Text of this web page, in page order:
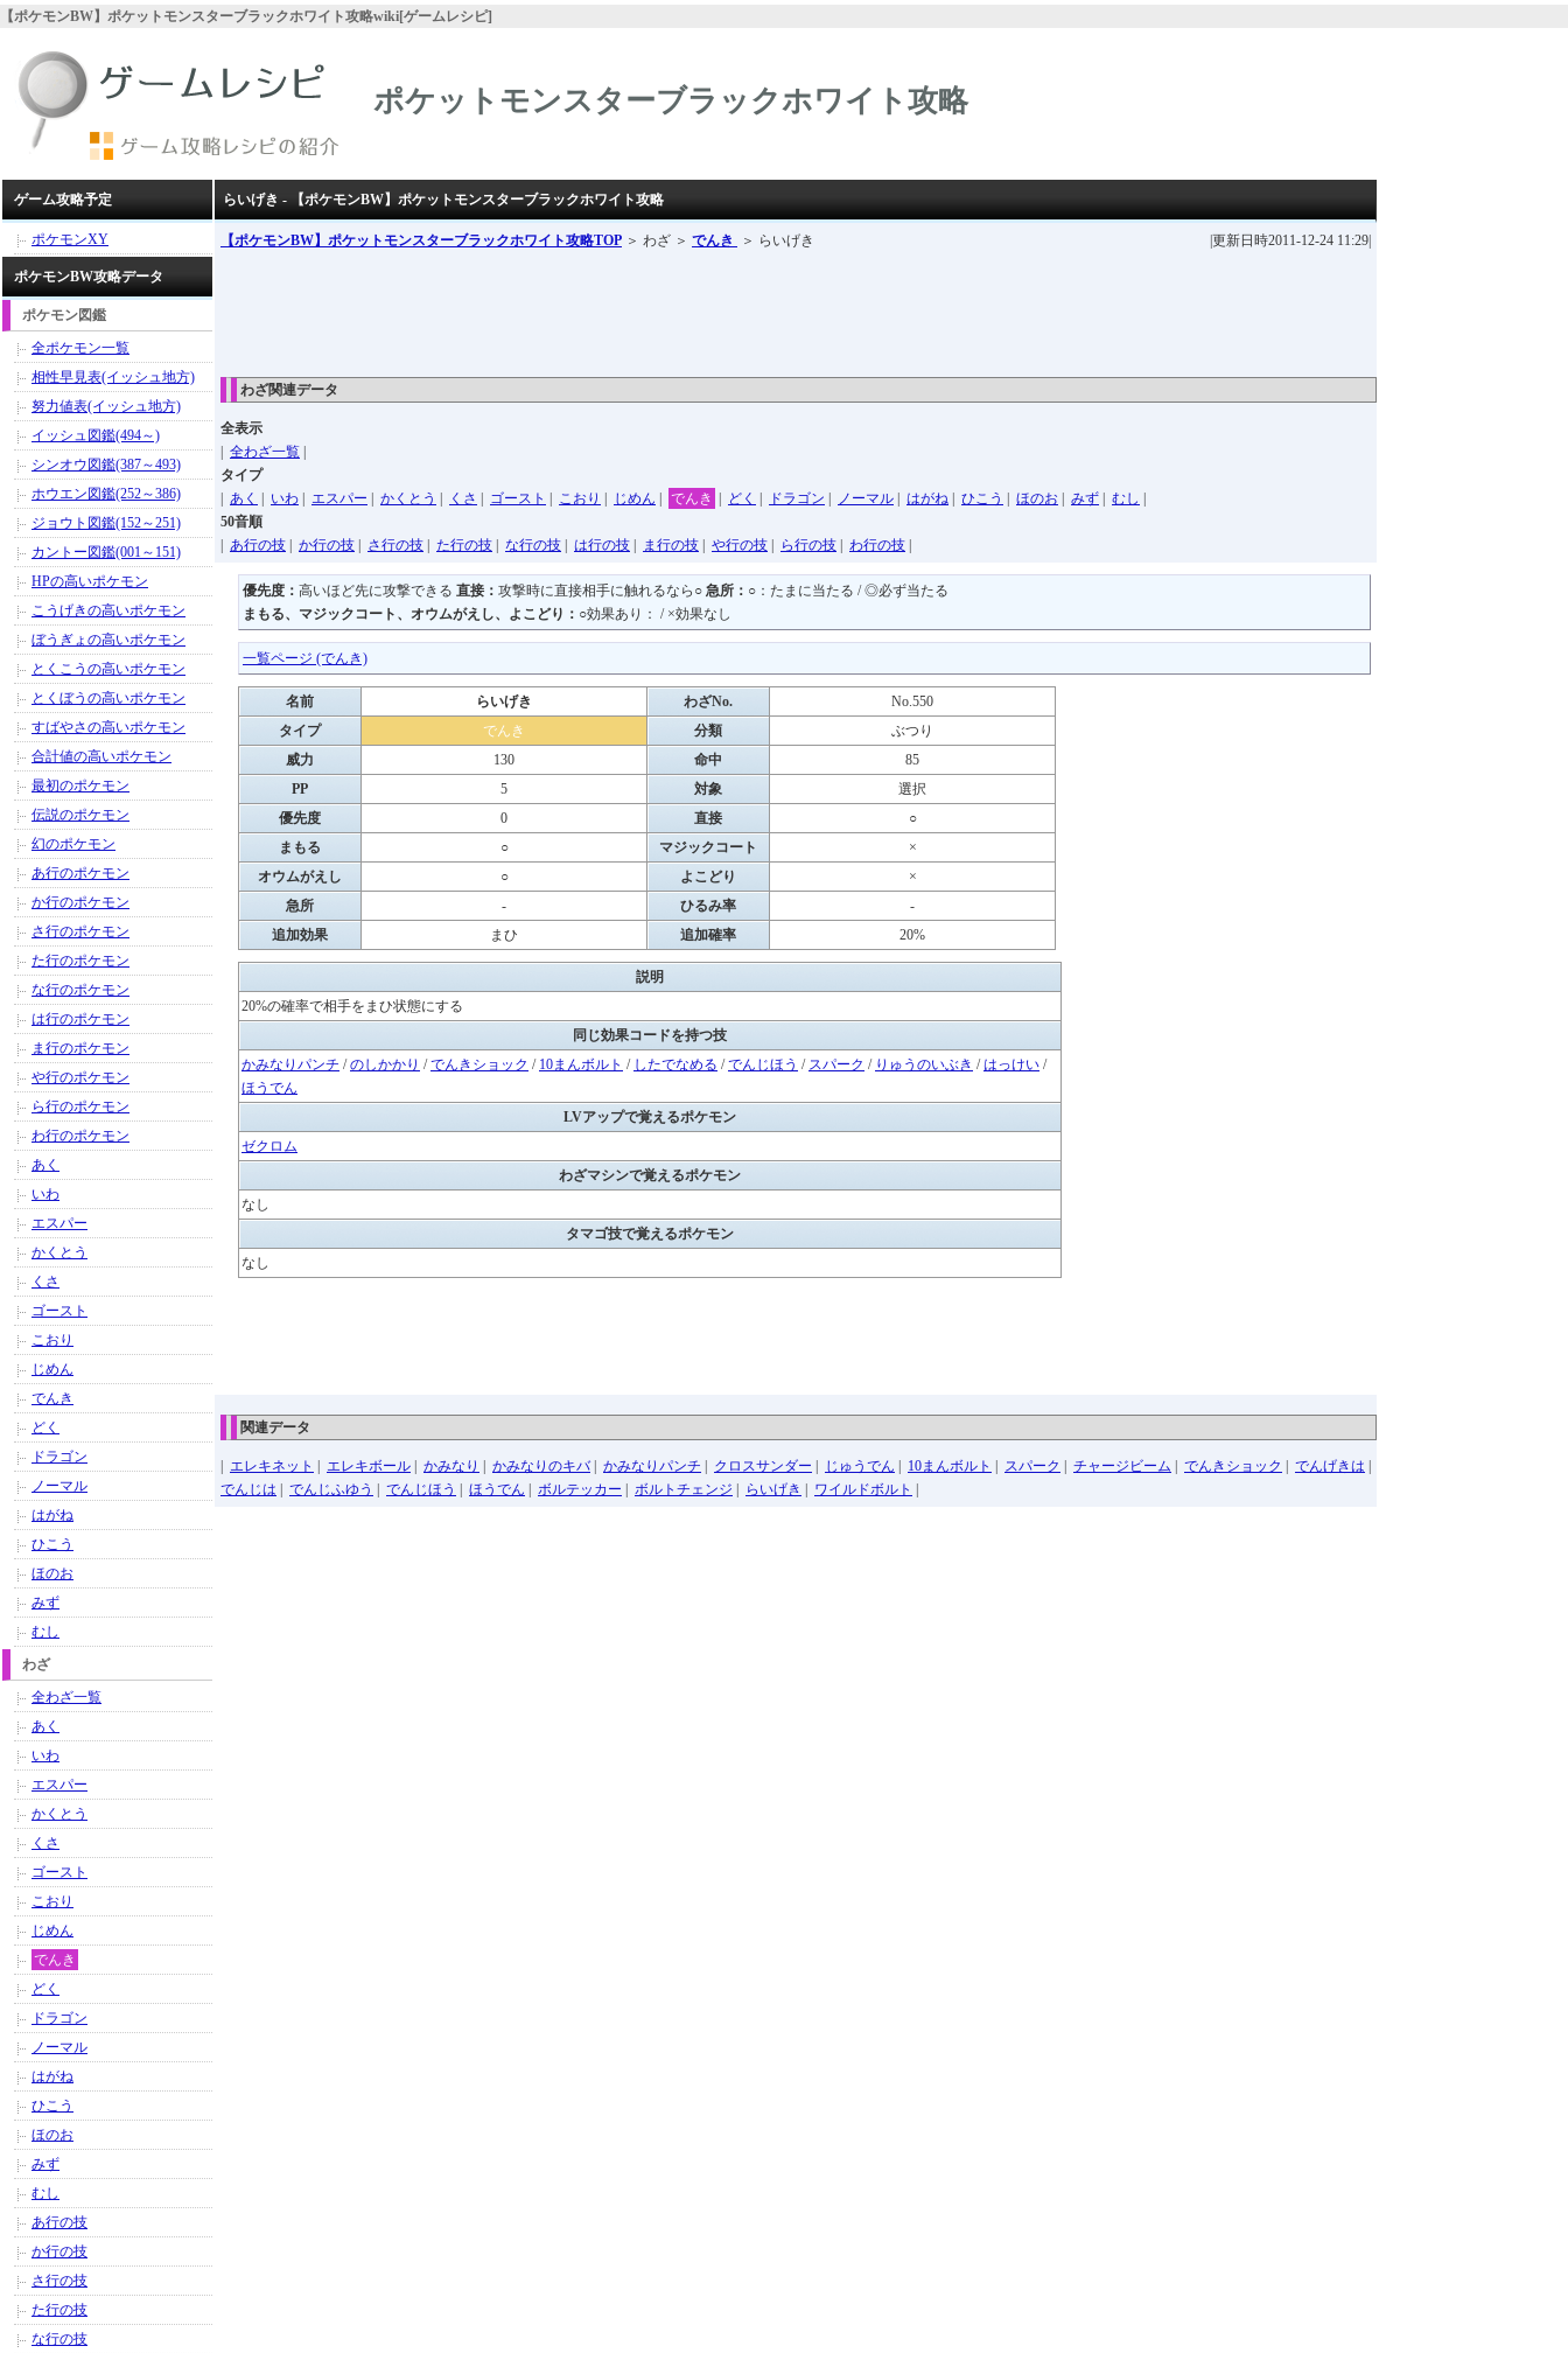
【ポケモンBW】ポケットモンスターブラックホワイト攻略wiki[ゲームレシピ]
ポケットモンスターブラックホワイト攻略
らいげき - 【ポケモンBW】ポケットモンスターブラックホワイト攻略
【ポケモンBW】ポケットモンスターブラックホワイト攻略TOP ＞ わざ ＞ でんき ＞ らいげき |更新日時2011-12-24 11:29|
わざ関連データ
全表示
全わざ一覧
タイプ
あく いわ エスパー かくとう くさ ゴースト こおり じめん でんき どく ドラゴン ノーマル はがね ひこう ほのお みず むし
50音順
あ行の技 か行の技 さ行の技 た行の技 な行の技 は行の技 ま行の技 や行の技 ら行の技 わ行の技
優先度： 高いほど先に攻撃できる 直接： 攻撃時に直接相手に触れるなら○ 急所： ○：たまに当たる / ◎必ず当たる
まもる、マジックコート、オウムがえし、よこどり： ○効果あり： / ×効果なし
一覧ページ (でんき)
名前 らいげき わざNo.
No.550
タイプ
でんき 分類
ぶつり
威力
130 命中
85
PP
5 対象
選択
優先度
0 直接
○
まもる
○ マジックコート
×
オウムがえし
○ よこどり
×
急所
- ひるみ率
-
追加効果
まひ 追加確率 20%
説明
20%の確率で相手をまひ状態にする
同じ効果コードを持つ技
かみなりパンチ /のしかかり /でんきショック / 10まんボルト / したでなめる /でんじほう / スパーク / りゅうのいぶき /はっけい /
ほうでん
LVアップで覚えるポケモン
ゼクロム
わざマシンで覚えるポケモン
なし
タマゴ技で覚えるポケモン
なし
関連データ
エレキネット エレキボール かみなり かみなりのキバ| かみなりパンチ クロスサンダー じゅうでん 10まんボルト スパーク チャージビーム でんきショック でんげきは
でんじは
でんじふゆう でんじほう ほうでん ボルテッカー ボルトチェンジ らいげき ワイルドボルト
ゲーム攻略予定
ポケモンXY
ポケモンBW攻略データ
ポケモン図鑑
全ポケモン一覧
相性早見表(イッシュ地方)
努力値表(イッシュ地方)
イッシュ図鑑(494～)
シンオウ図鑑(387～493)
ホウエン図鑑(252～386)
ジョウト図鑑(152～251)
カントー図鑑(001～151)
HPの高いポケモン
こうげきの高いポケモン
ぼうぎょの高いポケモン
とくこうの高いポケモン
とくぼうの高いポケモン
すばやさの高いポケモン
合計値の高いポケモン
最初のポケモン
伝説のポケモン
幻のポケモン
あ行のポケモン
か行のポケモン
さ行のポケモン
た行のポケモン
な行のポケモン
は行のポケモン
ま行のポケモン
や行のポケモン
ら行のポケモン
わ行のポケモン
あく
いわ
エスパー
かくとう
くさ
ゴースト
こおり
じめん
でんき
どく
ドラゴン
ノーマル
はがね
ひこう
ほのお
みず
むし
わざ
全わざ一覧
あく
いわ
エスパー
かくとう
くさ
ゴースト
こおり
じめん
でんき
どく
ドラゴン
ノーマル
はがね
ひこう
ほのお
みず
むし
あ行の技
か行の技
さ行の技
た行の技
な行の技